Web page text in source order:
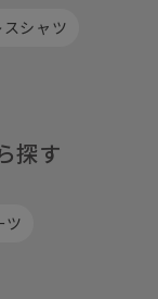
シャツ
探す
ツ